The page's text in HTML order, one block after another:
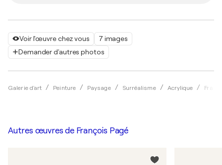
Voir l'œuvre chez vous
7 images
Demander d'autres photos
Galerie d'art Peinture Paysage Surréalisme Acrylique
Autres œuvres de François Pagé